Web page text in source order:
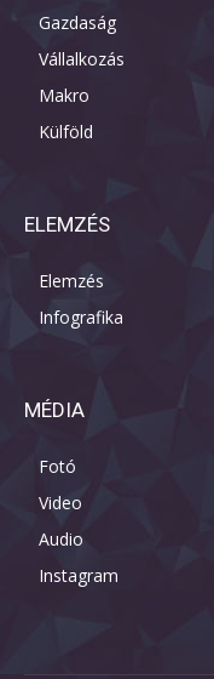
Gazdaság
Vállalkozás
Makro
Külföld
ELEMZÉS
Elemzés
Infografika
MÉDIA
Fotó
Video
Audio
Instagram